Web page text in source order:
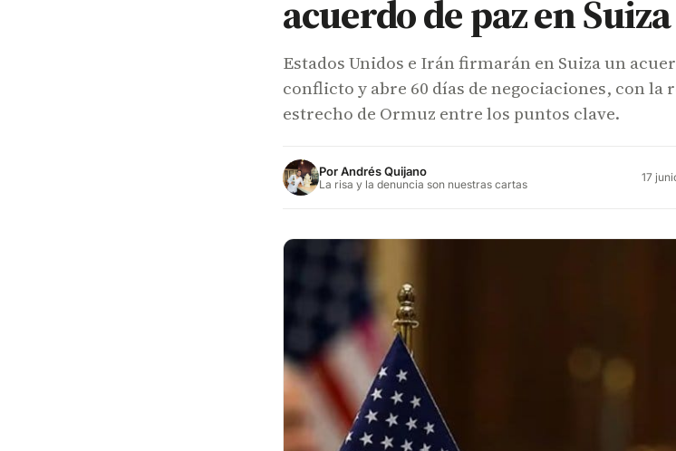
acuerdo de paz en Suiza
Estados Unidos e Irán firmarán en Suiza un
conflicto y abre 60 días de negociaciones, con la
estrecho de Ormuz entre los puntos clave.
PorAndrés Quijano
La risa y la denuncia son nuestras cartas 17